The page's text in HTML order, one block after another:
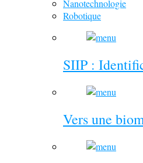
Nanotechnologie
Robotique
SIIP :
Vers une